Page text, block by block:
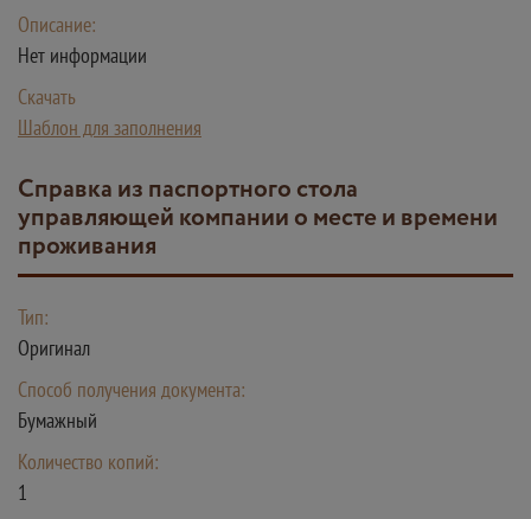
Описание:
Нет информации
Скачать
Шаблон для заполнения
Справка из паспортного стола
управляющей компании о месте и времени
проживания
Тип:
Оригинал
Способ получения документа:
Бумажный
Количество копий:
1